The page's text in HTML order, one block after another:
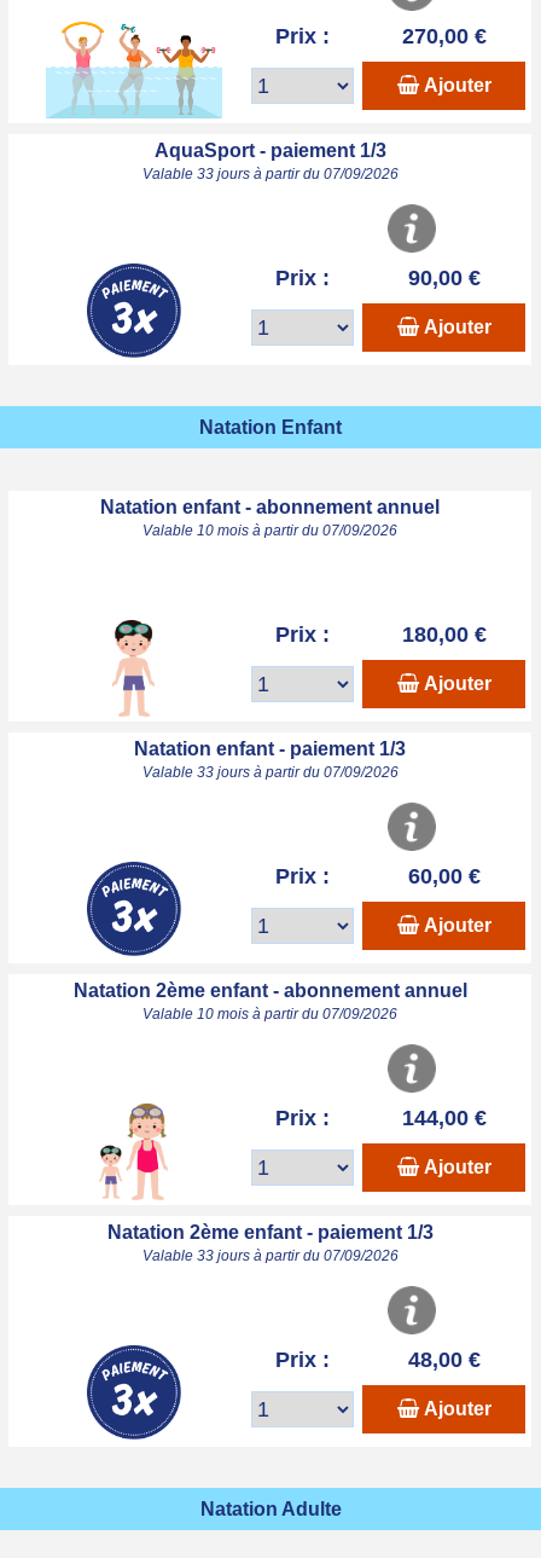
Prix : 270,00 €
Ajouter
AquaSport - paiement 1/3
Valable 33 jours à partir du 07/09/2026
Prix : 90,00 €
Ajouter
Natation Enfant
Natation enfant - abonnement annuel
Valable 10 mois à partir du 07/09/2026
Prix : 180,00 €
Ajouter
Natation enfant - paiement 1/3
Valable 33 jours à partir du 07/09/2026
Prix : 60,00 €
Ajouter
Natation 2ème enfant - abonnement annuel
Valable 10 mois à partir du 07/09/2026
Prix : 144,00 €
Ajouter
Natation 2ème enfant - paiement 1/3
Valable 33 jours à partir du 07/09/2026
Prix : 48,00 €
Ajouter
Natation Adulte